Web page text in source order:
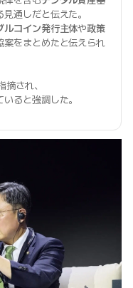
通しだと伝えた。
ルコイン発行主体や政策
をまとめたと伝えられ
され、
ると強調した。